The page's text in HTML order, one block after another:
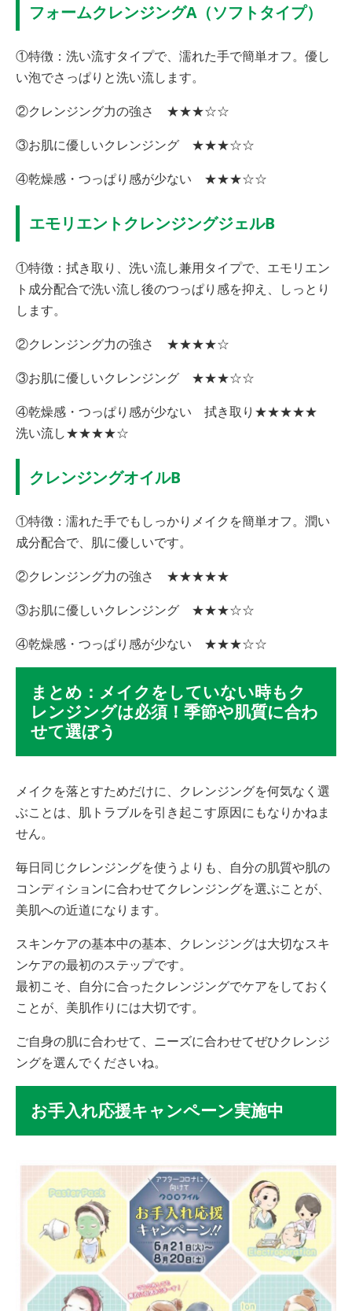
フォームクレンジングA（ソフトタイプ）
①特徴：洗い流すタイプで、濡れた手で簡単オフ。優し
い泡でさっぱりと洗い流します。
②クレンジング力の強さ ★★★☆☆
③お肌に優しいクレンジング ★★★☆☆
④乾燥感・つっぱり感が少ない ★★★☆☆
エモリエントクレンジングジェルB
①特徴：拭き取り、洗い流し兼用タイプで、エモリエン
ト成分配合で洗い流し後のつっぱり感を抑え、しっとり
します。
②クレンジング力の強さ ★★★★☆
③お肌に優しいクレンジング ★★★☆☆
④乾燥感・つっぱり感が少ない 拭き取り★★★★★
洗い流し★★★★☆
クレンジングオイルB
①特徴：濡れた手でもしっかりメイクを簡単オフ。潤い
成分配合で、肌に優しいです。
②クレンジング力の強さ ★★★★★
③お肌に優しいクレンジング ★★★☆☆
④乾燥感・つっぱり感が少ない ★★★☆☆
まとめ：メイクをしていない時もク
レンジングは必須！季節や肌質に合わ
せて選ぼう
メイクを落とすためだけに、クレンジングを何気なく選
ぶことは、肌トラブルを引き起こす原因にもなりかねま
せん。
毎日同じクレンジングを使うよりも、自分の肌質や肌の
コンディションに合わせてクレンジングを選ぶことが、
美肌への近道になります。
スキンケアの基本中の基本、クレンジングは大切なスキ
ンケアの最初のステップです。
最初こそ、自分に合ったクレンジングでケアをしておく
ことが、美肌作りには大切です。
ご自身の肌に合わせて、ニーズに合わせてぜひクレンジ
ングを選んでくださいね。
お手入れ応援キャンペーン実施中